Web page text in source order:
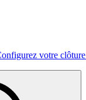
votre clôture